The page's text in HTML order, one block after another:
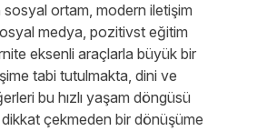
sosyal ortam, modern iletişim
medya, pozitivst eğitim
eksenli araçlarla büyük bir
tabi tutulmakta, dini ve
bu hızlı yaşam döngüsü
çekmeden bir dönüşüme